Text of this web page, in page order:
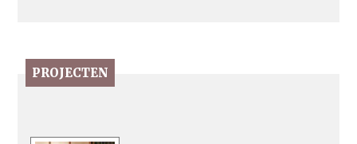
PROJECTEN